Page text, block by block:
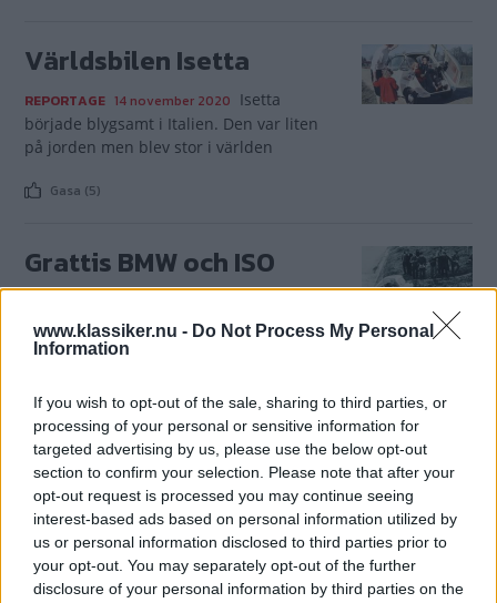
www.klassiker.nu - Do Not Process My Personal
Information
If you wish to opt-out of the sale, sharing to third parties, or
processing of your personal or sensitive information for
targeted advertising by us, please use the below opt-out
section to confirm your selection. Please note that after your
opt-out request is processed you may continue seeing
interest-based ads based on personal information utilized by
us or personal information disclosed to third parties prior to
your opt-out. You may separately opt-out of the further
disclosure of your personal information by third parties on the
Världsbilen Isetta
REPORTAGE 14 november 2020 Isetta
började blygsamt i Italien. Den var liten
på jorden men blev stor i världen
Gasa (5)
Grattis BMW och ISO
Isetta!
NAMNSDAGSBILEN 19 december 2009 Idag har Isak namnsdag.
Grattis Isak. Lika mycket grattis till Isetta. För ska vi tro
namnsdag idag.
Gasa (6)
Grattis Iso Rivolta!
NAMNSDAGSBILEN 5 april 2009 Varje dag
firar vi en ny bilnamnsdag. I dag när Irene